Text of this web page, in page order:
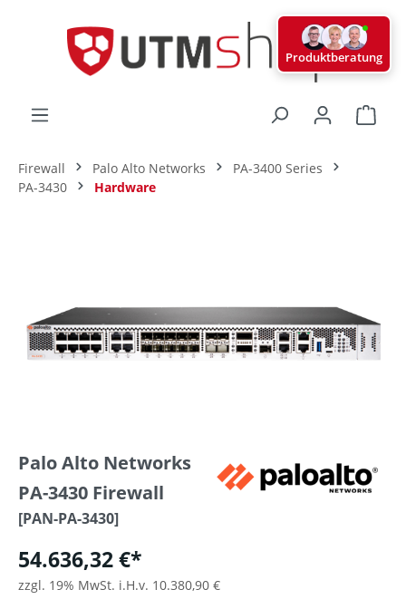
Firewall Palo Alto Networks
PA-3400 Series
PA-3430
Hardware
Palo Alto Networks
PA-3430 Firewall
[PAN-PA-3430]
54.636,32 €*
zzgl. 19% MwSt. i.H.v. 10.380,90 €
Produktberatung